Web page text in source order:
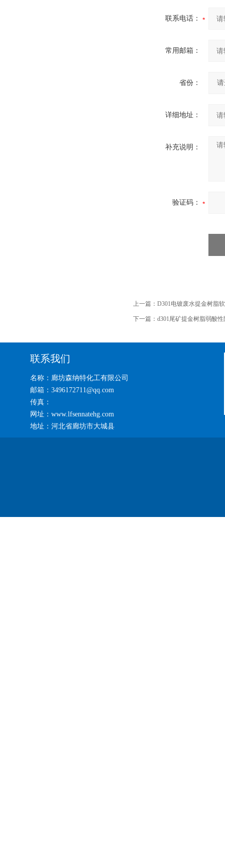
联系电话：
常用邮箱：
省份：
详细地址：
补充说明：
验证码：
上一篇： D301电镀废水提金树脂
下一篇： d301尾矿提金树脂弱酸
联系我们
名称：廊坊森纳特化工有限公司
邮箱：3496172711@qq.com
传真：
网址：www.lfsennatehg.com
地址：河北省廊坊市大城县